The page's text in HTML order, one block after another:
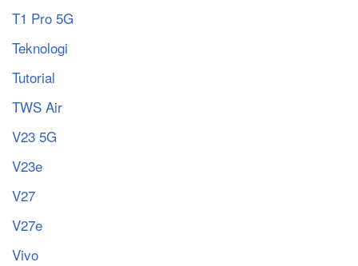
T1 Pro 5G
Teknologi
Tutorial
TWS Air
V23 5G
V23e
V27
V27e
Vivo